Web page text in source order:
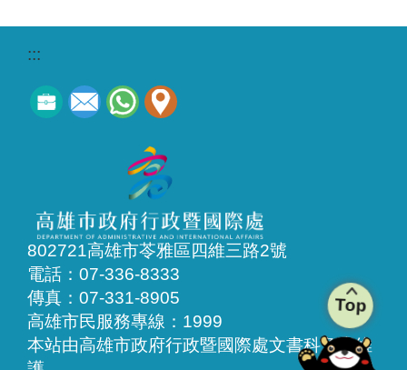
:::
802721高雄市苓雅區四維三路2號
電話：07-336-8333
傳真：07-331-8905
高雄市民服務專線：1999
本站由高雄市政府行政暨國際處文書科負責維
Top